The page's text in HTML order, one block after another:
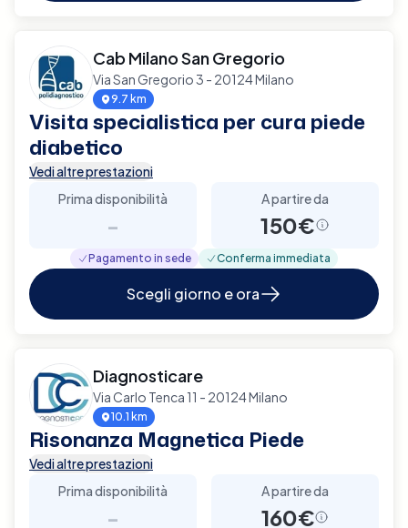
Cab Milano San Gregorio
Via San Gregorio 3 - 20124 Milano
9.7 km
Visita specialistica per cura piede
diabetico
Vedi altre prestazioni
Prima disponibilità
-
A partire da
150€
Pagamento in sede Conferma immediata
Scegli giorno e ora
Diagnosticare
Via Carlo Tenca 11 - 20124 Milano
10.1 km
Risonanza Magnetica Piede
Vedi altre prestazioni
Prima disponibilità
-
A partire da
160€